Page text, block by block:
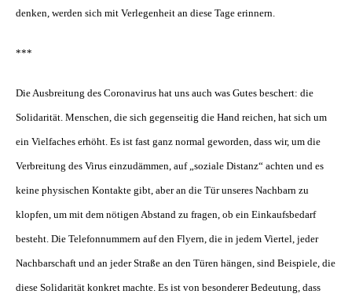
denken, werden sich mit Verlegenheit an diese Tage erinnern.
***
Die Ausbreitung des Coronavirus hat uns auch was Gutes beschert: die
Solidarität. Menschen, die sich gegenseitig die Hand reichen, hat sich um
ein Vielfaches erhöht. Es ist fast ganz normal geworden, dass wir, um die
Verbreitung des Virus einzudämmen, auf „soziale Distanz“ achten und es
keine physischen Kontakte gibt, aber an die Tür unseres Nachbarn zu
klopfen, um mit dem nötigen Abstand zu fragen, ob ein Einkaufsbedarf
besteht. Die Telefonnummern auf den Flyern, die in jedem Viertel, jeder
Nachbarschaft und an jeder Straße an den Türen hängen, sind Beispiele, die
diese Solidarität konkret machte. Es ist von besonderer Bedeutung, dass